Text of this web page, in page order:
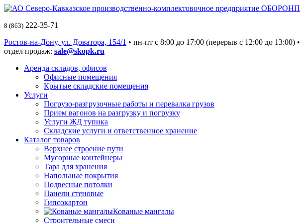
8 (863) 222-35-71
Ростов-на-Дону, ул. Доватора, 154/1 • пн-пт c 8:00 до 17:00 (перерыв с 12:00 до 13:00) •
отдел продаж: sale@skopk.ru
Аренда складов, офисов
Офисные помещения
Крытые складские помещения
Услуги
Погрузо-разгрузочные работы и перевалка грузов
Прием вагонов на разгрузку и погрузку
Услуги ЖД тупика
Складские услуги и ответственное хранение
Каталог товаров
Верхнее строение пути
Мусорные контейнеры
Тара для хранения
Напольные покрытия
Подвесные потолки
Панели стеновые
Гипсокартон
Кованые мангалы
Строительные смеси